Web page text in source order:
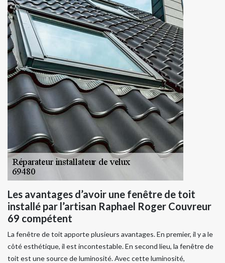
Les avantages d’avoir une fenêtre de toit
installé par l’artisan Raphael Roger Couvreur
69 compétent
La fenêtre de toit apporte plusieurs avantages. En premier, il y a le
côté esthétique, il est incontestable. En second lieu, la fenêtre de
toit est une source de luminosité. Avec cette luminosité,